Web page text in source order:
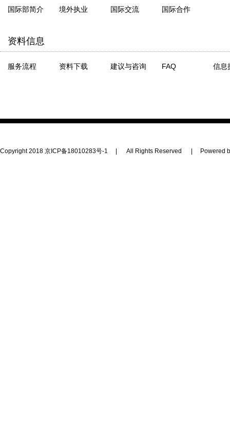
国际部简介 境外执业 国际交流 国际合作
资料信息
服务流程 资料下载 建议与咨询 FAQ 信息
Copyright 2018 京ICP备18010283号-1 All Rights Reserved Powered